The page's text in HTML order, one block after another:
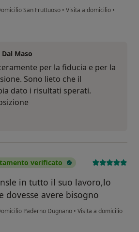
San Fruttuoso • Visita a domicilio •
Matteo
Maso
per la fiducia e per la
Sono lieto che il
dato i risultati sperati.
verificato
in tutto il suo lavoro,lo
dovesse avere bisogno
Paderno Dugnano • Visita a domicilio
Emilio